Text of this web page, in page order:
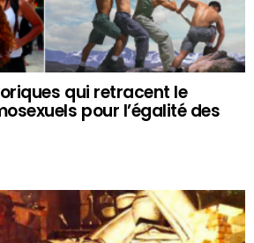
qui retracent le
pour l’égalité des